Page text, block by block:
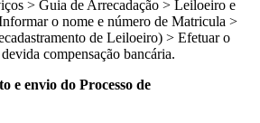
> Guia de Arrecadação > Leiloeiro e
o nome e número de Matricula >
de Leiloeiro) > Efetuar o
compensação bancária.
e envio do Processo de